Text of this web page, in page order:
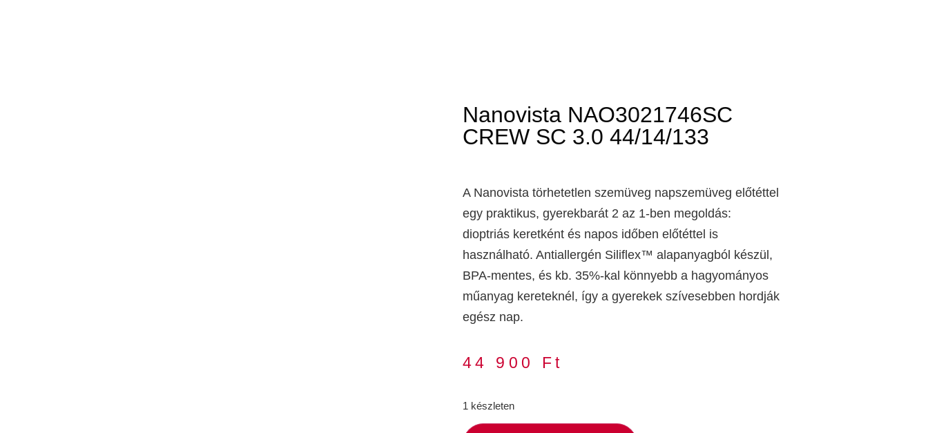
Nanovista NAO3021746SC
CREW SC 3.0 44/14/133
A Nanovista törhetetlen szemüveg napszemüveg előtéttel
egy praktikus, gyerekbarát 2 az 1-ben megoldás:
dioptriás keretként és napos időben előtéttel is
használható. Antiallergén Siliflex™ alapanyagból készül,
BPA-mentes, és kb. 35%-kal könnyebb a hagyományos
műanyag kereteknél, így a gyerekek szívesebben hordják
egész nap.
44 900 Ft
1 készleten